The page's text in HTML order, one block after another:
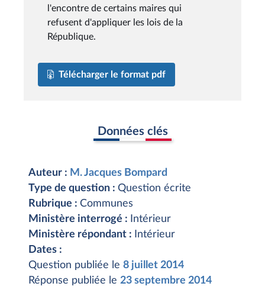
l'encontre de certains maires qui
refusent d'appliquer les lois de la
République.
Télécharger le format pdf
Données clés
Auteur : M. Jacques Bompard
Type de question : Question écrite
Rubrique : Communes
Ministère interrogé :
Intérieur
Ministère répondant :
Intérieur
Dates :
Question publiée le 8 juillet 2014
Réponse publiée le 23 septembre 2014